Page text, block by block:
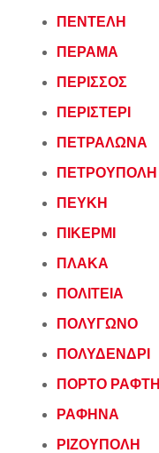
ΠΕΝΤΕΛΗ
ΠΕΡΑΜΑ
ΠΕΡΙΣΣΟΣ
ΠΕΡΙΣΤΕΡΙ
ΠΕΤΡΑΛΩΝΑ
ΠΕΤΡΟΥΠΟΛΗ
ΠΕΥΚΗ
ΠΙΚΕΡΜΙ
ΠΛΑΚΑ
ΠΟΛΙΤΕΙΑ
ΠΟΛΥΓΩΝΟ
ΠΟΛΥΔΕΝΔΡΙ
ΠΟΡΤΟ ΡΑΦΤΗ
ΡΑΦΗΝΑ
ΡΙΖΟΥΠΟΛΗ